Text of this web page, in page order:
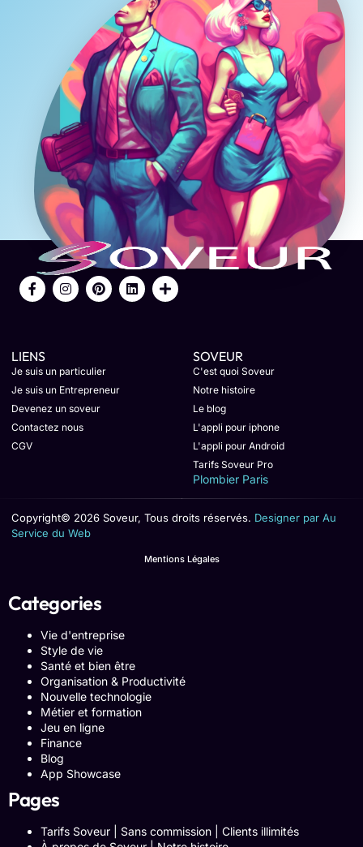
LIENS
Je suis un particulier
Je suis un Entrepreneur
Devenez un soveur
Contactez nous
CGV
SOVEUR
C'est quoi Soveur
Notre histoire
Le blog
L'appli pour iphone
L'appli pour Android
Tarifs Soveur Pro
Plombier Paris
Copyright© 2026 Soveur, Tous droits réservés. Designer par Au
Service du Web
Mentions Légales
Categories
Vie d'entreprise
Style de vie
Santé et bien être
Organisation & Productivité
Nouvelle technologie
Métier et formation
Jeu en ligne
Finance
Blog
App Showcase
Pages
Tarifs Soveur | Sans commission | Clients illimités